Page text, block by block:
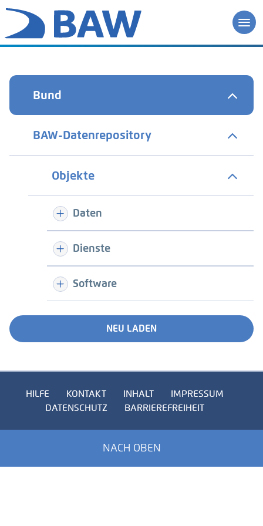
Bund
BAW-Datenrepository
Objekte
Daten
Dienste
Software
NEU LADEN
HILFE KONTAKT INHALT
IMPRESSUM
DATENSCHUTZ
BARRIEREFREIHEIT
NACH OBEN